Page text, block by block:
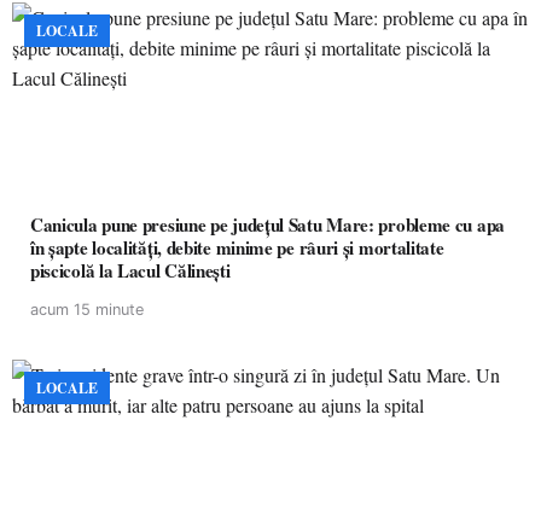
LOCALE
Canicula pune presiune pe județul Satu Mare: probleme cu apa
în șapte localități, debite minime pe râuri și mortalitate
piscicolă la Lacul Călinești
acum 15 minute
LOCALE